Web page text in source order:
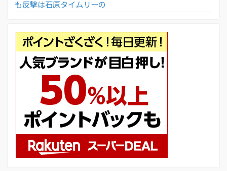
も反撃は石原タイムリーの